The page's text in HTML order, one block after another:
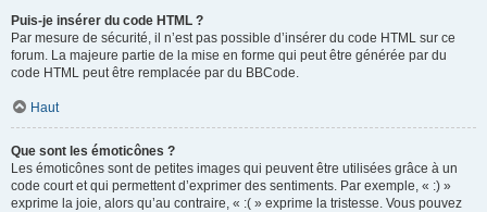
Puis-je insérer du code HTML ?
Par mesure de sécurité, il n’est pas possible d’insérer du code HTML sur ce
forum. La majeure partie de la mise en forme qui peut être générée par du
code HTML peut être remplacée par du BBCode.
Haut
Que sont les émoticônes ?
Les émoticônes sont de petites images qui peuvent être utilisées grâce à un
code court et qui permettent d’exprimer des sentiments. Par exemple, « :) »
exprime la joie, alors qu’au contraire, « :( » exprime la tristesse. Vous pouvez